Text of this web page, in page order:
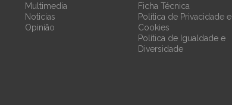
Multimedia
Noticias
Opinião
Ficha Técnica
Política de Privacidade e
Cookies
Política de Igualdade e
Diversidade